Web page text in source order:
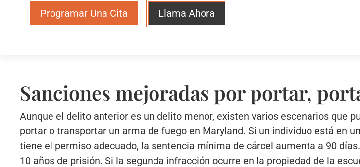
Programar Una Cita Llama Ahora
Sanciones mejoradas por portar,
Aunque el delito anterior es un delito menor, existen varios escenarios que
portar o transportar un arma de fuego en Maryland. Si un individuo está en
tiene el permiso adecuado, la sentencia mínima de cárcel aumenta a 90
10 años de prisión. Si la segunda infracción ocurre en la propiedad de la